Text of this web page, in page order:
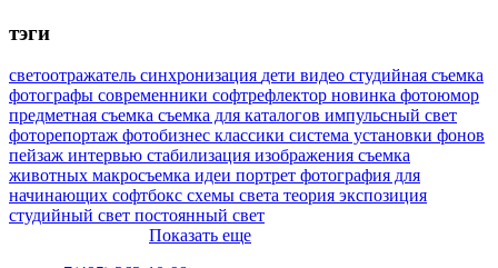
тэги
светоотражатель синхронизация дети видео студийная съемка
фотографы современники софтрефлектор новинка фотоюмор
предметная съемка съемка для каталогов импульсный свет
фоторепортаж фотобизнес классики система установки фонов
пейзаж интервью стабилизация изображения съемка
животных макросъемка идеи портрет фотография для
начинающих софтбокс схемы света теория экспозиция
студийный свет постоянный свет
Показать еще